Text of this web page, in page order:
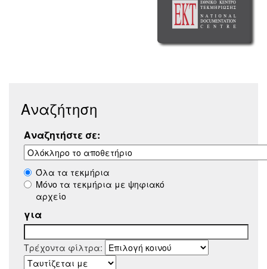
Αναζήτηση
Αναζητήστε σε:
Όλα τα τεκμήρια
Μόνο τα τεκμήρια με ψηφιακό
αρχείο
για
Τρέχοντα φίλτρα: